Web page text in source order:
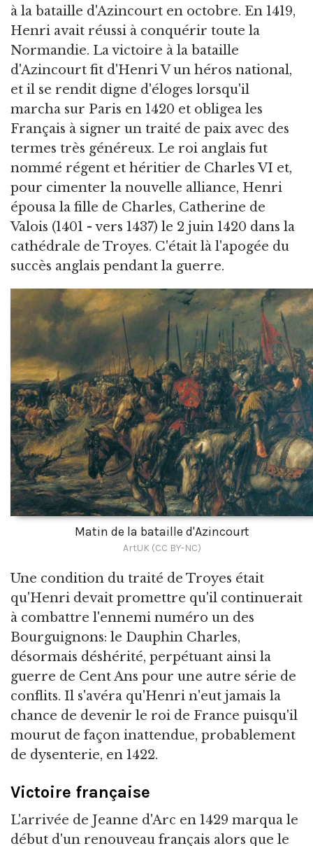
à la bataille d'Azincourt en octobre. En 1419,
Henri avait réussi à conquérir toute la
Normandie. La victoire à la bataille
d'Azincourt fit d'Henri V un héros national,
et il se rendit digne d'éloges lorsqu'il
marcha sur Paris en 1420 et obligea les
Français à signer un traité de paix avec des
termes très généreux. Le roi anglais fut
nommé régent et héritier de Charles VI et,
pour cimenter la nouvelle alliance, Henri
épousa la fille de Charles, Catherine de
Valois (1401 - vers 1437) le 2 juin 1420 dans la
cathédrale de Troyes. C'était là l'apogée du
succès anglais pendant la guerre.
Matin de la bataille d'Azincourt
ArtUK (CC BY-NC)
Une condition du traité de Troyes était
qu'Henri devait promettre qu'il continuerait
à combattre l'ennemi numéro un des
Bourguignons: le Dauphin Charles,
désormais déshérité, perpétuant ainsi la
guerre de Cent Ans pour une autre série de
conflits. Il s'avéra qu'Henri n'eut jamais la
chance de devenir le roi de France puisqu'il
mourut de façon inattendue, probablement
de dysenterie, en 1422.
Victoire française
L'arrivée de Jeanne d'Arc en 1429 marqua le
début d'un renouveau français alors que le